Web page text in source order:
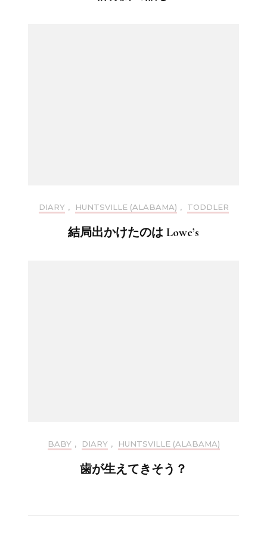
DIARY , HUNTSVILLE (ALABAMA) , TODDLER
結局出かけたのは Lowe’s
BABY , DIARY , HUNTSVILLE (ALABAMA)
歯が生えてきそう？